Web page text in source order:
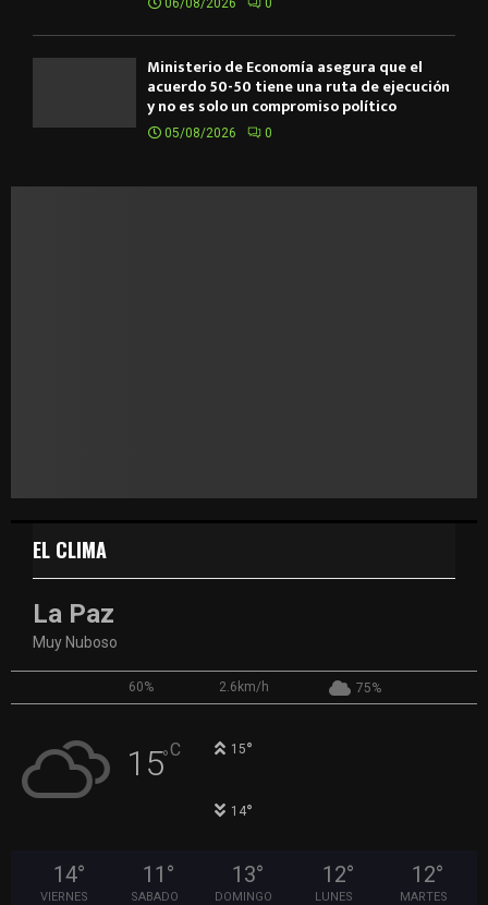
06/08/2026 0
Ministerio de Economía asegura que el
acuerdo 50-50 tiene una ruta de ejecución
y no es solo un compromiso político
05/08/2026 0
EL CLIMA
La Paz
Muy Nuboso
60% 2.6km/h 75%
15°C 15°
14°
14°
VIERNES
11 °
SABADO
13°
DOMINGO
12°
LUNES
12°
MARTES